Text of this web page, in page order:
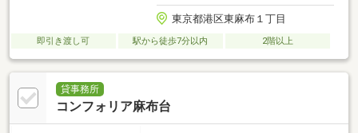
東京都港区東麻布１丁目
即引き渡し可 駅から徒歩7分以内 2階以上
貸事務所
コンフォリア麻布台